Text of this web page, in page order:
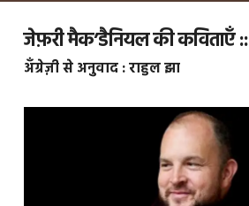
जेफ़री मैक’डैनियल की कविताएँ ::
अँग्रेज़ी से अनुवाद : राहुल झा